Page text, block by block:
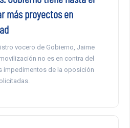
más proyectos en
vocero de Gobierno, Jaime
no es en contra del
impedimentos de la oposición